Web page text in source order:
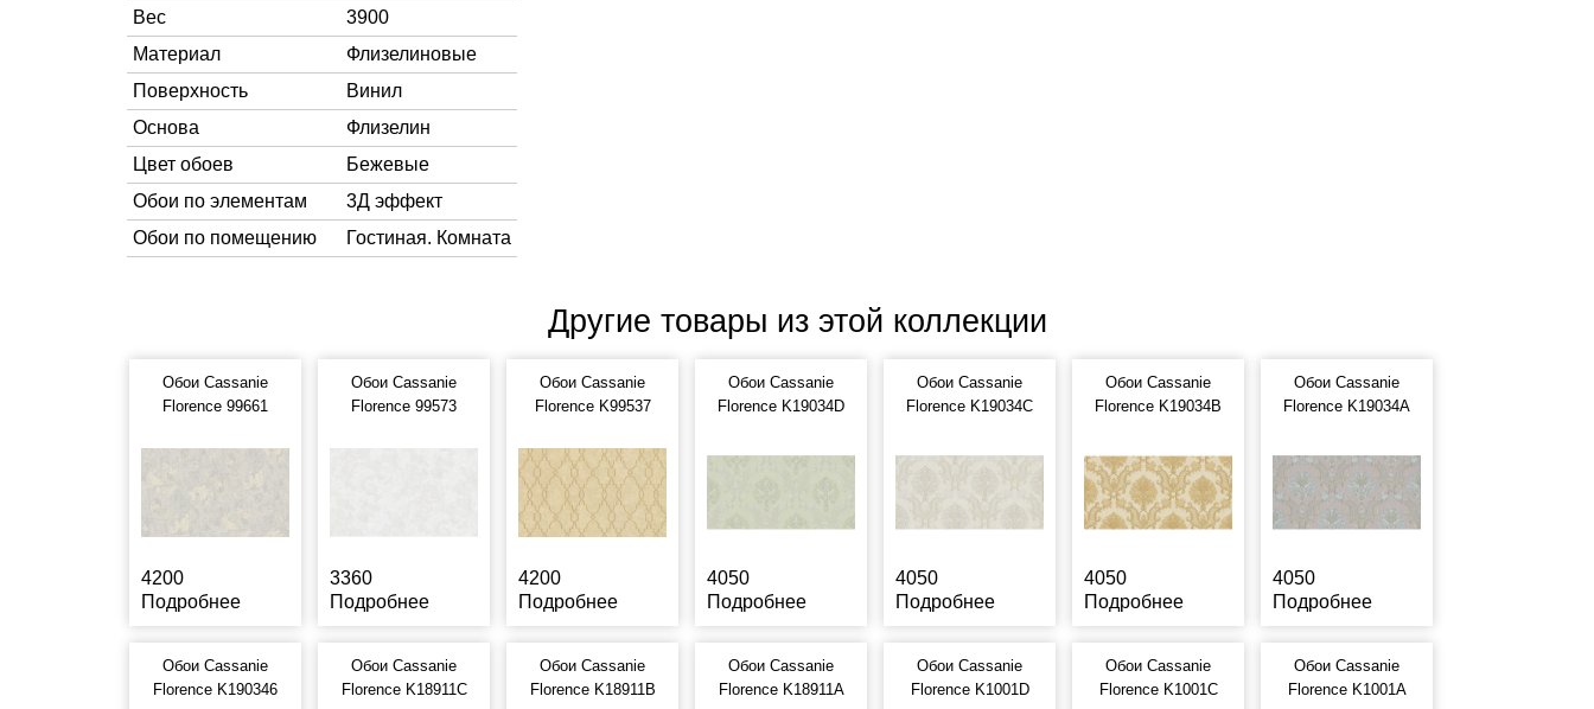
Вес
3900
Материал
Флизелиновые
Поверхность
Винил
Основа
Флизелин
Цвет обоев
Бежевые
Обои по элементам
3Д эффект
Обои по помещению
Гостиная. Комната
Другие товары из этой коллекции
Обои Cassanie
Florence 99661
4200
Подробнее
Обои Cassanie
Florence 99573
3360
Подробнее
Обои Cassanie
Florence K99537
4200
Подробнее
Обои Cassanie
Florence K19034D
4050
Подробнее
Обои Cassanie
Florence K19034C
4050
Подробнее
Обои Cassanie
Florence K19034B
4050
Подробнее
Обои Cassanie
Florence K19034A
4050
Подробнее
Обои Cassanie
Florence K190346
Обои Cassanie
Florence K18911C
Обои Cassanie
Florence K18911B
Обои Cassanie
Florence K18911A
Обои Cassanie
Florence K1001D
Обои Cassanie
Florence K1001C
Обои Cassanie
Florence K1001A